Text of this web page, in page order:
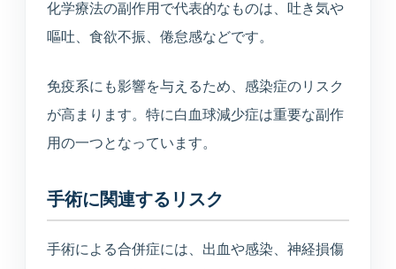
化学療法の副作用で代表的なものは、吐き気や
嘔吐、食欲不振、倦怠感などです。
免疫系にも影響を与えるため、感染症のリスク
が高まります。特に白血球減少症は重要な副作
用の一つとなっています。
手術に関連するリスク
手術による合併症には、出血や感染、神経損傷